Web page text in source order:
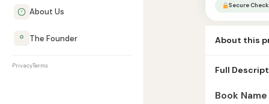
About Us
The Founder
PrivacyTerms
Secure
About this
Language
வாழ்ந்தவர்களின்
Full
Book Name